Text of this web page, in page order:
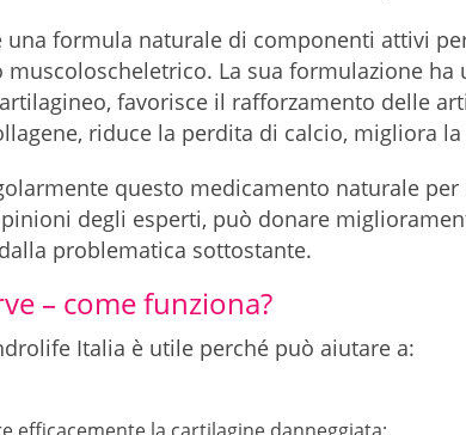
una formula naturale di componenti attivi
muscoloscheletrico. La sua formulazione
favorisce il rafforzamento delle
riduce la perdita di calcio, migliora
questo medicamento naturale
degli esperti, può donare
problematica sottostante.
– come funziona?
Italia è utile perché può aiutare a:
efficacemente la cartilagine danneggiata;